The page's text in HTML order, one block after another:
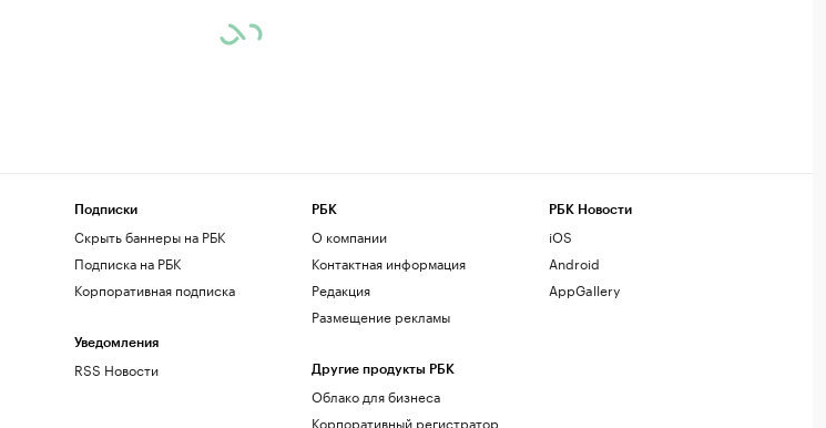
Подписки
Скрыть баннеры на РБК
Подписка на РБК
Корпоративная подписка
Уведомления
RSS Новости
РБК
О компании
Контактная информация
Редакция
Размещение рекламы
Другие продукты РБК
Облако для бизнеса
Корпоративный регистратор
РБК Новости
iOS
Android
AppGallery